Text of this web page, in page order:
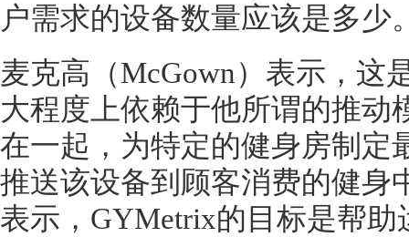
户需求的设备数量应该是多少
麦克高（McGown）表示，这
大程度上依赖于他所谓的推动
在一起，为特定的健身房制定
推送该设备到顾客消费的健身
表示，GYMetrix的目标是帮